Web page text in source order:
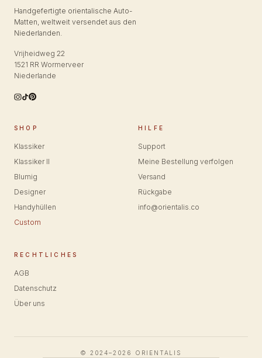
Handgefertigte orientalische Auto-
Matten, weltweit versendet aus den
Niederlanden.
Vrijheidweg 22
1521 RR Wormerveer
Niederlande
SHOP
Klassiker
Klassiker II
Blumig
Designer
Handyhüllen
Custom
HILFE
Support
Meine Bestellung verfolgen
Versand
Rückgabe
info@orientalis.co
RECHTLICHES
AGB
Datenschutz
Über uns
© 2024–2026 ORIENTALIS